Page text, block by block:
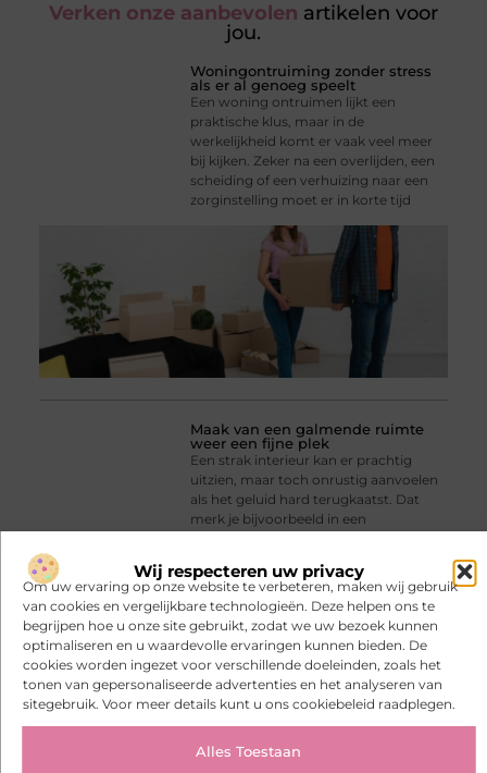
Wij respecteren uw privacy
Om uw ervaring op onze website te verbeteren, maken wij gebruik
van cookies en vergelijkbare technologieën. Deze helpen ons te
begrijpen hoe u onze site gebruikt, zodat we uw bezoek kunnen
optimaliseren en u waardevolle ervaringen kunnen bieden. De
cookies worden ingezet voor verschillende doeleinden, zoals het
tonen van gepersonaliseerde advertenties en het analyseren van
sitegebruik. Voor meer details kunt u ons cookiebeleid raadplegen.
Alles Toestaan
Verken onze aanbevolen artikelen voor
jou.
Woningontruiming zonder stress
als er al genoeg speelt
Een woning ontruimen lijkt een
praktische klus, maar in de
werkelijkheid komt er vaak veel meer
bij kijken. Zeker na een overlijden, een
scheiding of een verhuizing naar een
zorginstelling moet er in korte tijd
Maak van een galmende ruimte
weer een fijne plek
Een strak interieur kan er prachtig
uitzien, maar toch onrustig aanvoelen
als het geluid hard terugkaatst. Dat
merk je bijvoorbeeld in een